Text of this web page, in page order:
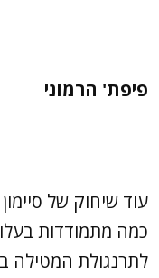
פיפת' הרמוני
עוד שיחוק של
כמה מתמודדות
לתרנגולת המטילה